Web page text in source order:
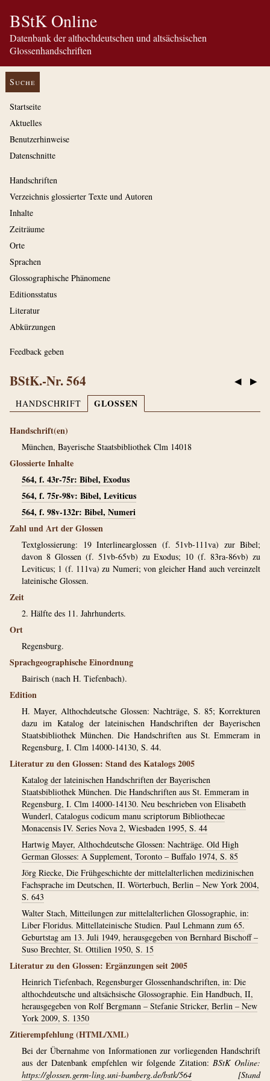
BStK Online
Datenbank der althochdeutschen und altsächsischen
Glossenhandschriften
Suche
Startseite
Aktuelles
Benutzerhinweise
Datenschnitte
Handschriften
Verzeichnis glossierter Texte und Autoren
Inhalte
Zeiträume
Orte
Sprachen
Glossographische Phänomene
Editionsstatus
Literatur
Abkürzungen
Feedback geben
◀ ▶
BStK.-Nr. 564
HANDSCHRIFT GLOSSEN
Handschrift(en)
München, Bayerische Staatsbibliothek Clm 14018
Glossierte Inhalte
564, f. 43r-75r: Bibel, Exodus
564, f. 75r-98v: Bibel, Leviticus
564, f. 98v-132r: Bibel, Numeri
Zahl und Art der Glossen
Textglossierung: 19 Interlinearglossen (f. 51vb-111va) zur Bibel;
davon 8 Glossen (f. 51vb-65vb) zu Exodus; 10 (f. 83ra-86vb) zu
Leviticus; 1 (f. 111va) zu Numeri; von gleicher Hand auch vereinzelt
lateinische Glossen.
Zeit
2. Hälfte des 11. Jahrhunderts.
Ort
Regensburg.
Sprachgeographische Einordnung
Bairisch (nach H. Tiefenbach).
Edition
H. Mayer, Althochdeutsche Glossen: Nachträge, S. 85; Korrekturen
dazu im Katalog der lateinischen Handschriften der Bayerischen
Staatsbibliothek München. Die Handschriften aus St. Emmeram in
Regensburg, I. Clm 14000-14130, S. 44.
Literatur zu den Glossen: Stand des Katalogs 2005
Katalog der lateinischen Handschriften der Bayerischen
Staatsbibliothek München. Die Handschriften aus St. Emmeram in
Regensburg, I. Clm 14000-14130. Neu beschrieben von Elisabeth
Wunderl, Catalogus codicum manu scriptorum Bibliothecae
Monacensis IV. Series Nova 2, Wiesbaden 1995, S. 44
Hartwig Mayer, Althochdeutsche Glossen: Nachträge. Old High
German Glosses: A Supplement, Toronto – Buffalo 1974, S. 85
Jörg Riecke, Die Frühgeschichte der mittelalterlichen medizinischen
Fachsprache im Deutschen, II. Wörterbuch, Berlin – New York 2004,
S. 643
Walter Stach, Mitteilungen zur mittelalterlichen Glossographie, in:
Liber Floridus. Mittellateinische Studien. Paul Lehmann zum 65.
Geburtstag am 13. Juli 1949, herausgegeben von Bernhard Bischoff –
Suso Brechter, St. Ottilien 1950, S. 15
Literatur zu den Glossen: Ergänzungen seit 2005
Heinrich Tiefenbach, Regensburger Glossenhandschriften, in: Die
althochdeutsche und altsächsische Glossographie. Ein Handbuch, II,
herausgegeben von Rolf Bergmann – Stefanie Stricker, Berlin – New
York 2009, S. 1350
Zitierempfehlung (HTML/XML)
Bei der Übernahme von Informationen zur vorliegenden Handschrift
aus der Datenbank empfehlen wir folgende Zitation:BStK Online:
https://glossen.germ-ling.uni-bamberg.de/bstk/564 [Stand